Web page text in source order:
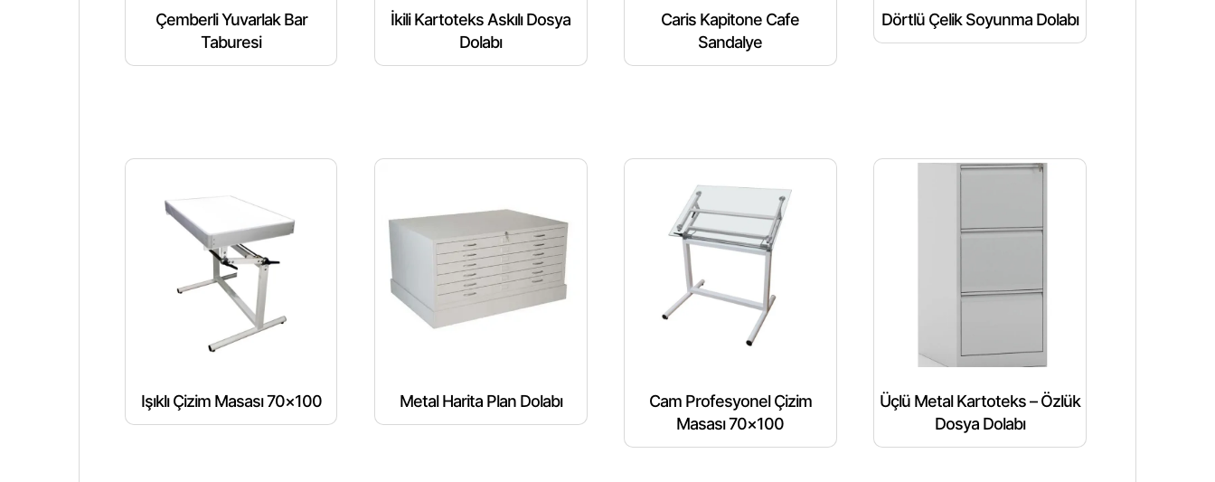
Çemberli Yuvarlak Bar
Taburesi
İkili Kartoteks Askılı Dosya
Dolabı
Caris Kapitone Cafe
Sandalye
Dörtlü Çelik Soyunma Dolabı
Işıklı Çizim Masası 70×100 Metal Harita Plan Dolabı
Cam Profesyonel Çizim
Masası 70×100
Üçlü Metal Kartoteks – Özlük
Dosya Dolabı